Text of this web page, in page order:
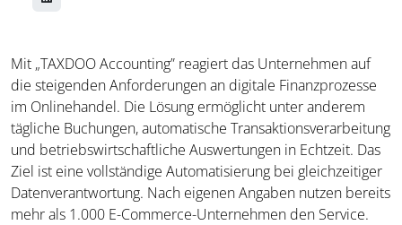
Mit „TAXDOO Accounting” reagiert das Unternehmen auf
die steigenden Anforderungen an digitale Finanzprozesse
im Onlinehandel. Die Lösung ermöglicht unter anderem
tägliche Buchungen, automatische Transaktionsverarbeitung
und betriebswirtschaftliche Auswertungen in Echtzeit. Das
Ziel ist eine vollständige Automatisierung bei gleichzeitiger
Datenverantwortung. Nach eigenen Angaben nutzen bereits
mehr als 1.000 E-Commerce-Unternehmen den Service.